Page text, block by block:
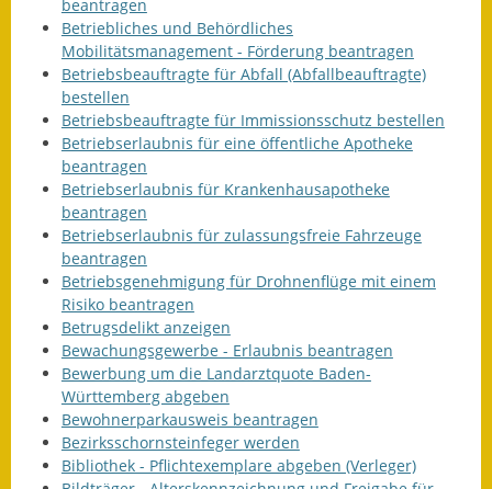
beantragen
Betriebliches und Behördliches
Mobilitätsmanagement - Förderung beantragen
Betriebsbeauftragte für Abfall (Abfallbeauftragte)
bestellen
Betriebsbeauftragte für Immissionsschutz bestellen
Betriebserlaubnis für eine öffentliche Apotheke
beantragen
Betriebserlaubnis für Krankenhausapotheke
beantragen
Betriebserlaubnis für zulassungsfreie Fahrzeuge
beantragen
Betriebsgenehmigung für Drohnenflüge mit einem
Risiko beantragen
Betrugsdelikt anzeigen
Bewachungsgewerbe - Erlaubnis beantragen
Bewerbung um die Landarztquote Baden-
Württemberg abgeben
Bewohnerparkausweis beantragen
Bezirksschornsteinfeger werden
Bibliothek - Pflichtexemplare abgeben (Verleger)